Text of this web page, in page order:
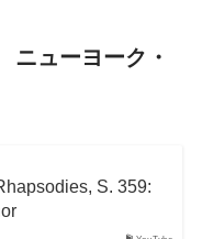
ューヨーク・
S. 359: